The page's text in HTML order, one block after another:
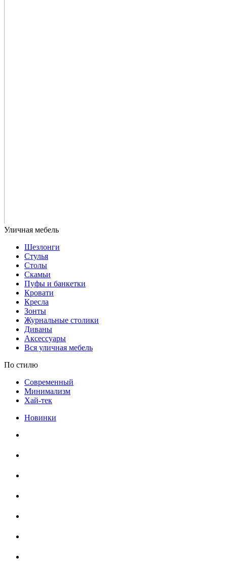
Шезлонги
Стулья
Столы
Скамьи
Пуфы и банкетки
Кровати
Кресла
Зонты
Журнальные столики
Диваны
Аксессуары